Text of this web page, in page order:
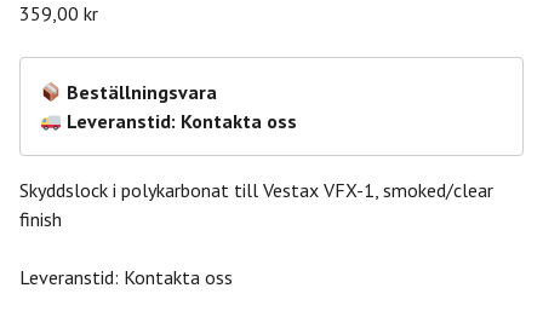
359,00 kr
Beställningsvara
Leveranstid: Kontakta oss
Skyddslock i polykarbonat till Vestax VFX-1, smoked/clear
finish
Leveranstid: Kontakta oss